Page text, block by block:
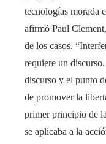
tecnologías morada
afirmó Paul
de los casos.
requiere un
discurso y el punto
de promover la
primer principio de
se aplicaba a la